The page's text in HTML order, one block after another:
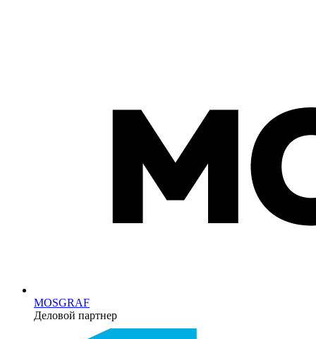
MOSGRAF
Деловой партнер